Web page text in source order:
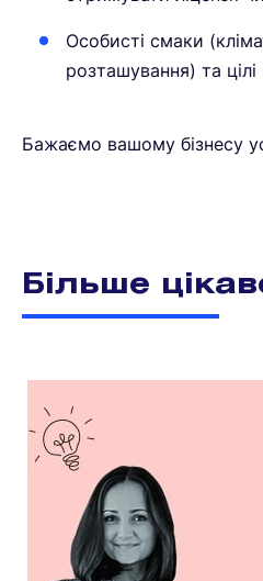
Особисті смаки
розташування) та
Бажаємо вашому бізнесу
Більше